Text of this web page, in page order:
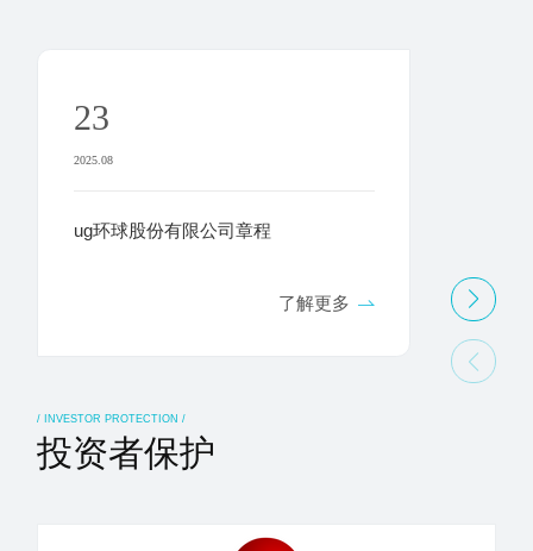
23
2025.08
ug环球股份有限公司章程
了解更多
/ INVESTOR PROTECTION /
投资者保护